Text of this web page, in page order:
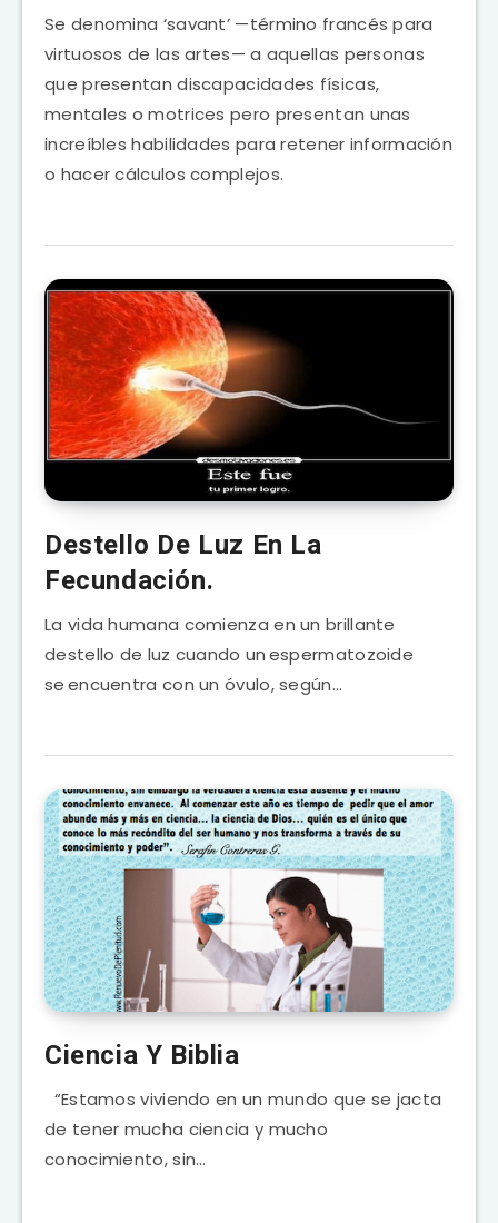
Se denomina ‘savant’ —término francés para
virtuosos de las artes— a aquellas personas
que presentan discapacidades físicas,
mentales o motrices pero presentan unas
increíbles habilidades para retener información
o hacer cálculos complejos.
Destello De Luz En La
Fecundación.
La vida humana comienza en un brillante
destello de luz cuando un espermatozoide
se encuentra con un óvulo, según…
Ciencia Y Biblia
“Estamos viviendo en un mundo que se jacta
de tener mucha ciencia y mucho
conocimiento, sin…